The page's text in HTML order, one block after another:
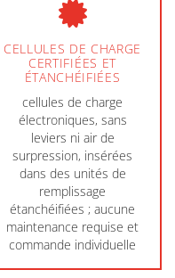
CELLULES DE CHARGE
CERTIFIÉES ET
ÉTANCHÉIFIÉES
cellules de charge
électroniques, sans
leviers ni air de
surpression, insérées
dans des unités de
remplissage
étanchéifiées ; aucune
maintenance requise et
commande individuelle